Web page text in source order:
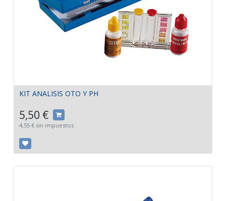
KIT ANALISIS OTO Y PH
5,50 €
4,55 € sin impuestos